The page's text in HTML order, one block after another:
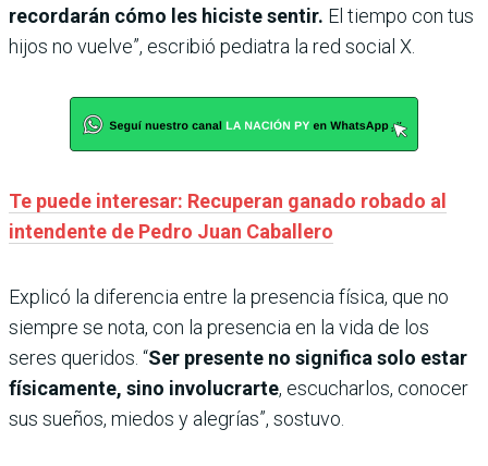
recordarán cómo les hiciste sentir. El tiempo con tus
hijos no vuelve”, escribió pediatra la red social X.
Te puede interesar: Recuperan ganado robado al
intendente de Pedro Juan Caballero
Explicó la diferencia entre la presencia física, que no
siempre se nota, con la presencia en la vida de los
seres queridos. “Ser presente no significa solo estar
físicamente, sino involucrarte, escucharlos, conocer
sus sueños, miedos y alegrías”, sostuvo.